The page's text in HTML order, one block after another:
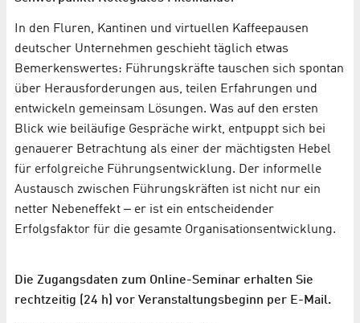
In den Fluren, Kantinen und virtuellen Kaffeepausen
deutscher Unternehmen geschieht täglich etwas
Bemerkenswertes: Führungskräfte tauschen sich spontan
über Herausforderungen aus, teilen Erfahrungen und
entwickeln gemeinsam Lösungen. Was auf den ersten
Blick wie beiläufige Gespräche wirkt, entpuppt sich bei
genauerer Betrachtung als einer der mächtigsten Hebel
für erfolgreiche Führungsentwicklung. Der informelle
Austausch zwischen Führungskräften ist nicht nur ein
netter Nebeneffekt ‒ er ist ein entscheidender
Erfolgsfaktor für die gesamte Organisationsentwicklung.
Die Zugangsdaten zum Online-Seminar erhalten Sie
rechtzeitig (24 h) vor Veranstaltungsbeginn per E-Mail.